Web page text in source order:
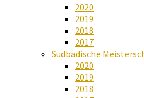
2020
2019
2018
2017
Südbadische
2020
2019
2018